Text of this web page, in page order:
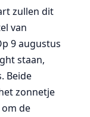
zullen dit
van
9 augustus
staan,
Beide
zonnetje
de